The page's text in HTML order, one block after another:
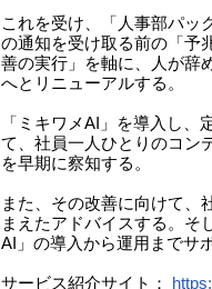
これを受け、「人事部パッ
の通知を受け取る前の「予
善の実行」を軸に、人が辞
へとリニューアルする。
「ミキワメAI」を導入し、
て、社員一人ひとりのコン
を早期に察知する。
また、その改善に向けて、
まえたアドバイスする。そ
AI」の導入から運用までサ
サービス紹介サイト：